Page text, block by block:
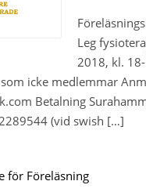
Leg
2018, kl.
icke medlemmar
Betalning
(vid swish […]
för Föreläsning